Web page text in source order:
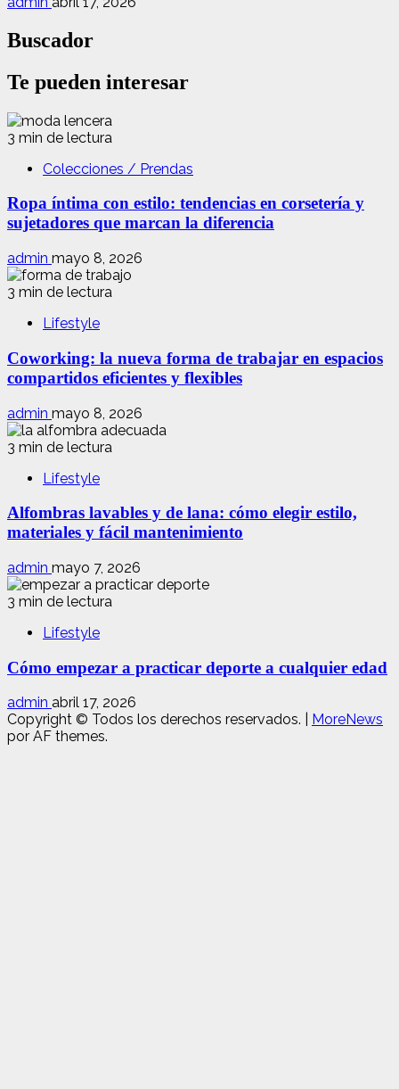
Buscador
Te pueden interesar
3 min de lectura
Colecciones / Prendas
Ropa íntima con estilo: tendencias en corsetería y
sujetadores que marcan la diferencia
admin mayo 8, 2026
3 min de lectura
Lifestyle
Coworking: la nueva forma de trabajar en espacios
compartidos eficientes y flexibles
admin mayo 8, 2026
3 min de lectura
Lifestyle
Alfombras lavables y de lana: cómo elegir estilo,
materiales y fácil mantenimiento
admin mayo 7, 2026
3 min de lectura
Lifestyle
Cómo empezar a practicar deporte a cualquier edad
admin abril 17, 2026
Copyright © Todos los derechos reservados.
MoreNews
por AF themes.